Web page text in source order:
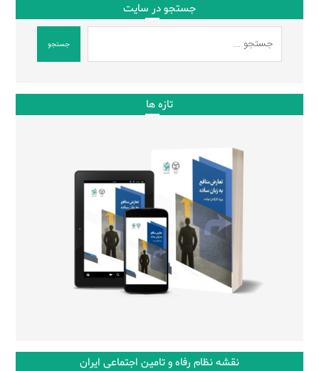
جستجو در سایت
جستجو
تازه ها
نقشه نظام رفاه و تامین اجتماعی ایران